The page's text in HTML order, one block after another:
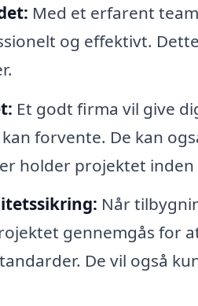
Med et erfarent
og effektivt.
Et godt firma vil give
forvente. De kan
holder projektet
Når
gennemgås for
De vil også